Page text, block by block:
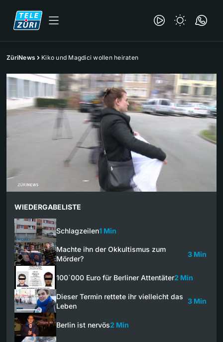
ZüriNews Kiko und Magdici wollen heiraten
WIEDERGABELISTE
Schlagzeilen1 Min
Machte ihn der Okkultismus zum
Mörder?
3 Min
100`000 Euro für Berliner Attentäter2 Min
Dieser Termin rettete ihr vielleicht das
Leben
3 Min
Berlin ist nervös2 Min